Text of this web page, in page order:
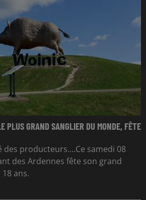
PLUS GRAND SANGLIER DU MONDE, FÊTE
producteurs....Ce samedi 08
des Ardennes fête son grand
ans.